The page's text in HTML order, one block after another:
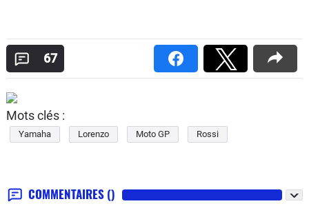
67
Mots clés :
Yamaha Lorenzo Moto GP Rossi
COMMENTAIRES ()